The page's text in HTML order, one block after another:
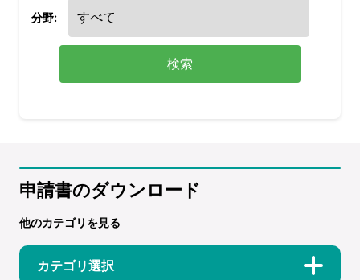
分野:
検索
申請書のダウンロード
他のカテゴリを見る
カテゴリ選択